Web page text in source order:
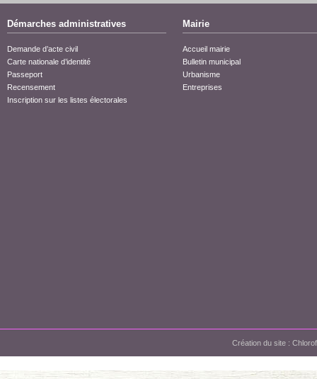
Démarches administratives
Demande d’acte civil
Carte nationale d’identité
Passeport
Recensement
Inscription sur les listes électorales
Mairie
Accueil mairie
Bulletin municipal
Urbanisme
Entreprises
Création du site :